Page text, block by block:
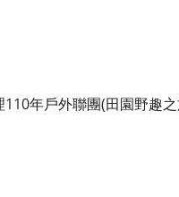
年戶外聯團(田園野趣